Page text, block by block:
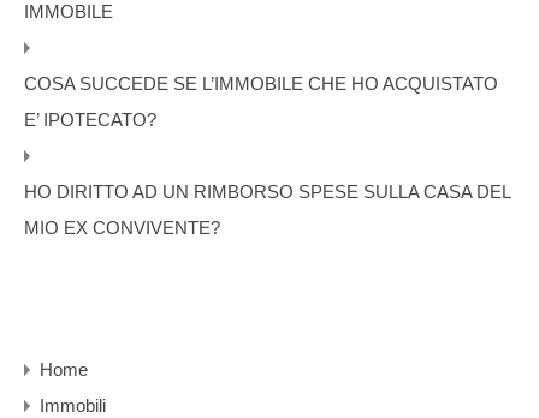
IMMOBILE
COSA SUCCEDE SE L’IMMOBILE CHE HO ACQUISTATO
E’ IPOTECATO?
HO DIRITTO AD UN RIMBORSO SPESE SULLA CASA DEL
MIO EX CONVIVENTE?
Home
Immobili